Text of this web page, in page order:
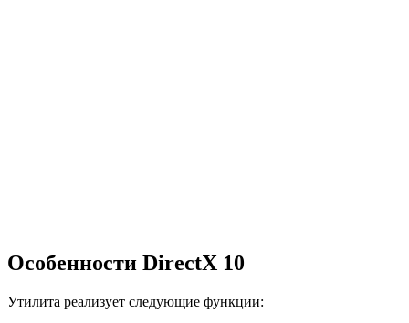
Особенности DirectX 10
Утилита реализует следующие функции: